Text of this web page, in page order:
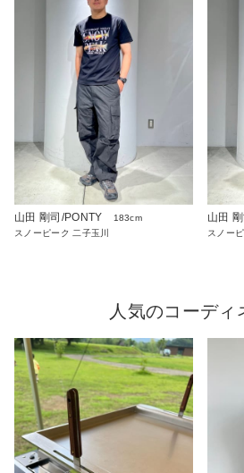
山田 剛司/PONTY
183cm
スノーピーク 二子玉川
山田
スノー
人気のコーディ